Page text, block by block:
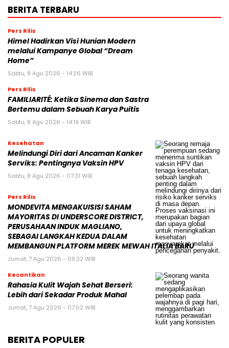
BERITA TERBARU
Pers Rilis
Himel Hadirkan Visi Hunian Modern
melalui Kampanye Global “Dream
Home”
Sabtu, 8 Agu 2026 - 14:26 WIB
Pers Rilis
FAMILIARITÉ: Ketika Sinema dan Sastra
Bertemu dalam Sebuah Karya Puitis
Sabtu, 8 Agu 2026 - 14:19 WIB
Kesehatan
Melindungi Diri dari Ancaman Kanker
Serviks: Pentingnya Vaksin HPV
Sabtu, 8 Agu 2026 - 07:31 WIB
Pers Rilis
MONDEVITA MENGAKUISISI SAHAM
MAYORITAS DI UNDERSCORE DISTRICT,
PERUSAHAAN INDUK MAGLIANO,
SEBAGAI LANGKAH KEDUA DALAM
MEMBANGUN PLATFORM MEREK MEWAH ITALIA BARU
Jumat, 7 Agu 2026 - 09:32 WIB
Kecantikan
Rahasia Kulit Wajah Sehat Berseri:
Lebih dari Sekadar Produk Mahal
Jumat, 7 Agu 2026 - 07:02 WIB
BERITA POPULER